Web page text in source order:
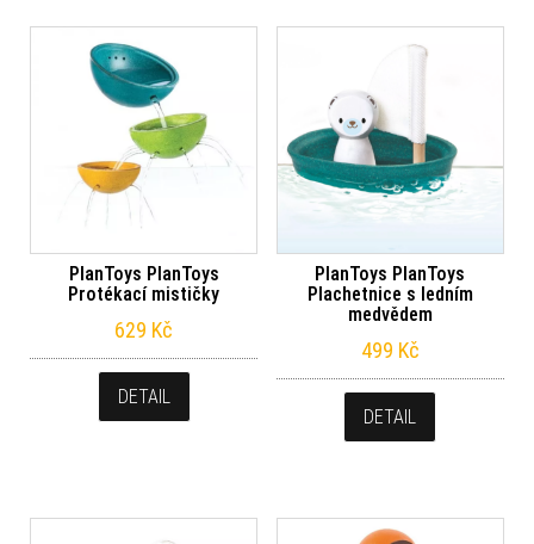
PlanToys PlanToys
Protékací mističky
629 Kč
DETAIL
PlanToys PlanToys
Plachetnice s ledním
medvědem
499 Kč
DETAIL